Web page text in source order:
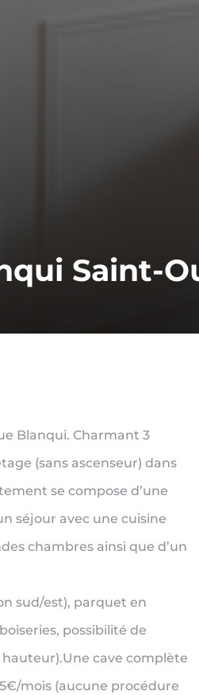
Saint-
Blanqui. Charmant 3
(sans ascenseur) dans
se compose d’une
séjour avec une cuisine
chambres ainsi que d’un
sud/est), parquet en
possibilité de
cave complète
mois (aucune procédure